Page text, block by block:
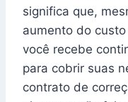
significa que,
aumento do
você recebe
para cobrir suas
contrato de